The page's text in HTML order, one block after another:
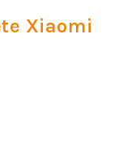
Xiaomi